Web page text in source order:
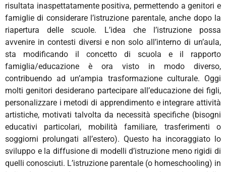
risultata inaspettatamente positiva, permettendo a genitori e
famiglie di considerare l’istruzione parentale, anche dopo la
riapertura delle scuole. L’idea che l’istruzione possa
avvenire in contesti diversi e non solo all’interno di un’aula,
sta modificando il concetto di scuola e il rapporto
famiglia/educazione è ora visto in modo diverso,
contribuendo ad un’ampia trasformazione culturale. Oggi
molti genitori desiderano partecipare all’educazione dei figli,
personalizzare i metodi di apprendimento e integrare attività
artistiche, motivati talvolta da necessità specifiche (bisogni
educativi particolari, mobilità familiare, trasferimenti o
soggiorni prolungati all’estero). Questo ha incoraggiato lo
sviluppo e la diffusione di modelli d’istruzione meno rigidi di
quelli conosciuti. L’istruzione parentale (o homeschooling) in